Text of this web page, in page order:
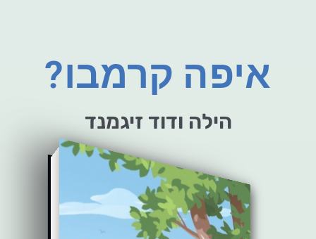
איפה קרמבו?
הילה ודוד זיגמנד